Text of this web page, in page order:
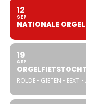
12
SEP
NATIONALE
19
SEP
ROLDE • GIETEN • EEXT